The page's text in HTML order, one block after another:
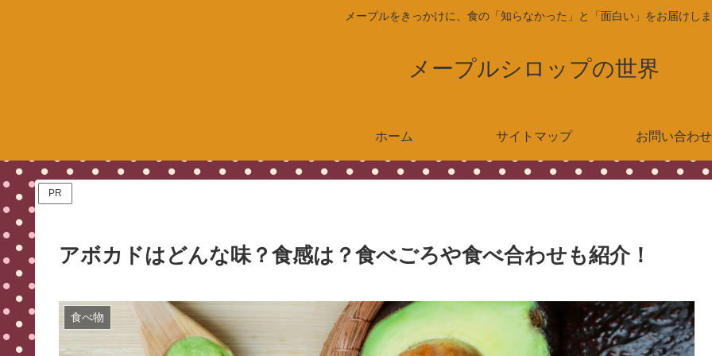
メープルをきっかけに、食の「知らなかった」と「面白い」をお届けし
メープルシロップの世界
ホーム サイトマップ お問い合わせ
PR
アボカドはどんな味？食感は？食べごろや食べ合わせも紹介！
食べ物